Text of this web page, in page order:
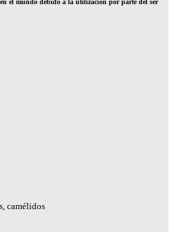
el mundo debido a la utilización por parte del ser
camélidos